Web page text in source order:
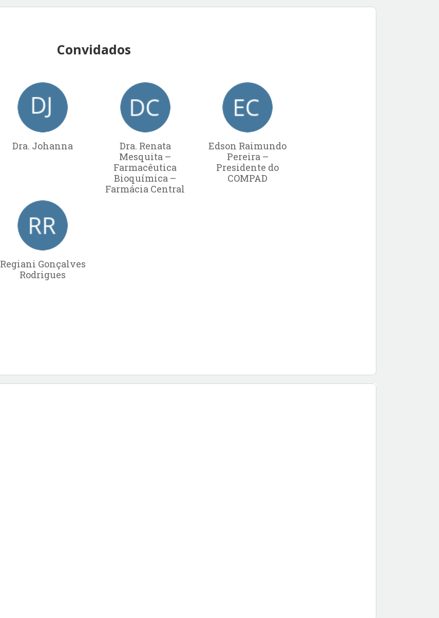
Convidados
Dra. Johanna
Dra. Renata
Mesquita –
Farmacêutica
Bioquímica –
Farmácia Central
Edson Raimundo
Pereira –
Presidente do
COMPAD
Regiani Gonçalves
Rodrigues